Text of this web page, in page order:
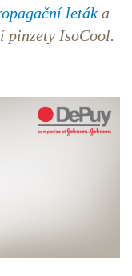
letáka
pinzety IsoCool.